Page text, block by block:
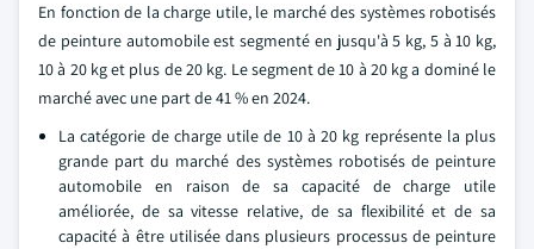
En fonction de la charge utile, le marché des systèmes robotisés
de peinture automobile est segmenté en jusqu'à 5 kg, 5 à 10 kg,
10 à 20 kg et plus de 20 kg. Le segment de 10 à 20 kg a dominé le
marché avec une part de 41 % en 2024.
La catégorie de charge utile de 10 à 20 kg représente la plus
grande part du marché des systèmes robotisés de peinture
automobile en raison de sa capacité de charge utile
améliorée, de sa vitesse relative, de sa flexibilité et de sa
capacité à être utilisée dans plusieurs processus de peinture